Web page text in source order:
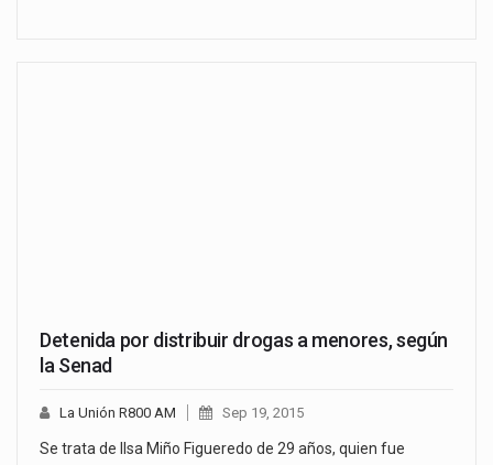
Detenida por distribuir drogas a menores, según
la Senad
La Unión R800 AM Sep 19, 2015
Se trata de Ilsa Miño Figueredo de 29 años, quien fue